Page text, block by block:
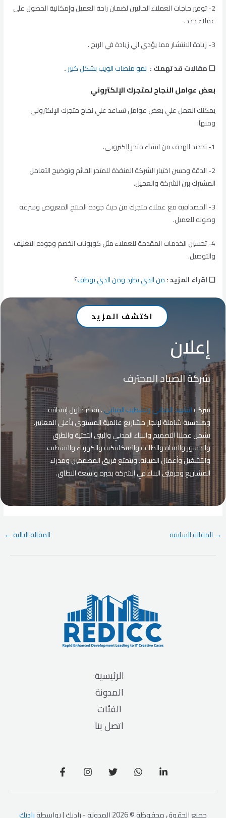
2- توفير حاجات العملاء الحاليين لضمان راحة العميل وإمكانية الحصول على
عملاء جدد.
3- زيادة الانتشار مما يؤدي الي زيادة في الربح .
❏ مقالات قد تهمك : نمو منصات الويب بشكل كبير.
بعض عوامل النجاح لمتجرك الإلكتروني
يمكنك العمل علي بعض عوامل تساعد علي نجاح متجرك الإلكتروني
ومنها:
1- تحديد الهدف من انشاء متجر إلكتروني.
2- الدقة وحسن اختيار الشركة المنفذة للمتجر القائم وتوضيح التعامل
المشترك بين الشركة والعميل.
3- المصداقية مع عملاء متجرك من حيث جودة المنتج المعروض وسرعة
وصوله للعميل.
4- تحسين الخدمات المقدمة للعملاء مثل كوبونات الخصم وجوده التغليف
والتوصيل.
❏ اقراء المزيد :من الذي يطرد ومن الذي يوظف؟
اكتشف المزيد
إعلان
شركة الصياد المحترف
شركةلتشييد المباني وتشطيب المباني، نقدم حلول إنشائية
وهندسية شاملة لإنجاز مشاريع عالمية المستوى بأعلى المعايير.
يشمل عملنا التصميم والبناء المدني والبنى التحتية والطرق
والجسور والمياه والطاقة والميكانيكية والكهرباء والتشطيب
والتشغيل وأعمال الصيانة. ويتمتع فريق المصممين ومدراء
المشاريع وحرفيّي البناء في الشركة بخبرة واسعة النطاق.
Post
→ المقالة السابقة المقالة التالية←
الرئيسية
المدونة
الفئات
اتصل بنا
جميع الحقوق محفوظة © 2026 المدونة - راديك | بواسطة راديك